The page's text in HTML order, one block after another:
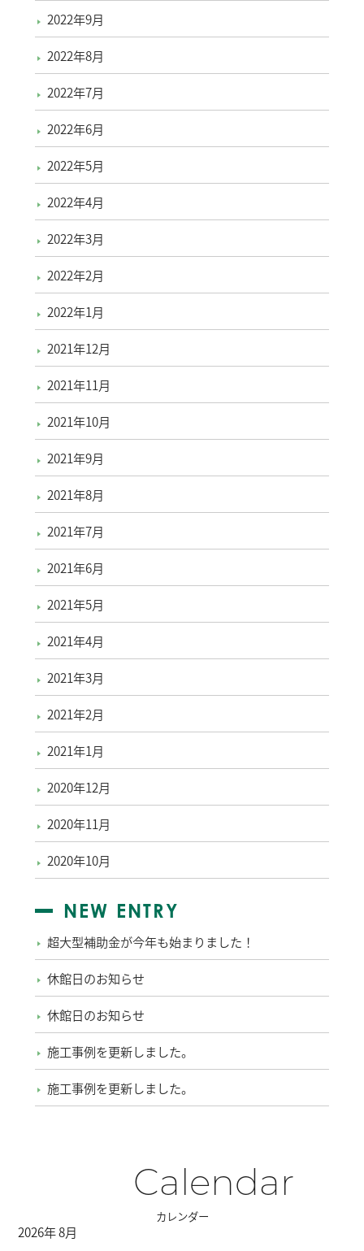
2022年9月
2022年8月
2022年7月
2022年6月
2022年5月
2022年4月
2022年3月
2022年2月
2022年1月
2021年12月
2021年11月
2021年10月
2021年9月
2021年8月
2021年7月
2021年6月
2021年5月
2021年4月
2021年3月
2021年2月
2021年1月
2020年12月
2020年11月
2020年10月
NEW ENTRY
超大型補助金が今年も始まりました！
休館日のお知らせ
休館日のお知らせ
施工事例を更新しました。
施工事例を更新しました。
Calendar
カレンダー
2026年 8月